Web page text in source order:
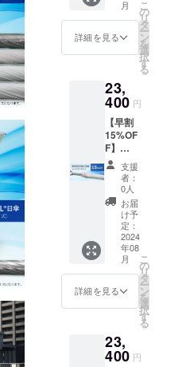
した時
でも全
に対応
してお
す。 修
理の際
の商品
の発送
費用は
ご負担
をお願
いいた
しま
す。 ※
ご注文
状況、
使用部
材の供
給状
況、製
造工程
上の都
合等に
荷時期
が遅れ
る場合
ホワイ
ズご愛
用者の
みの
「カ
テール
ピッコ
ロ」と
同じサ
イズと
なりま
す。 ※
こちら
の商品
は万が
一破損
した時
でも全
に対応
してお
す。 修
理の際
の商品
ｍ、
47cm(F
RP製)8
本／畳
ｃｍ ハ
ンドル
ABS樹
脂
バイヤ
ス部：
ポリエ
ステル
100％
カ
ラー：
白×ピン
ク ※ホ
ワイト
ローズ
者の方
にはお
テール
ピッコ
円の
22%OF
F］ 生
開き長
傘 重
さ：約
383ｇ
中棒：
φ10ｍ
ｍアル
ミパイ
プ製／
実行直
径：約
84ｃｍ
親受
骨：
φ3.5ｍ
47cm(F
RP製)8
さ 約62
ｃｍ ハ
［一般
販売予
定価格
F］ 生
産国：
日本 形
態：手
開き長
傘 重
さ：約
370ｇ
中棒：
φ10ｍ
ｍアル
ミパイ
プ製／
実行直
径：約
84ｃｍ
親受
47cm(F
RP製)8
パクト
タイ
プ）」
白×ブ
ルー 熱
に逃が
す日傘
「SPAC
ECOOL
日傘
（コン
パクト
タイ
プ）」
白×ブ
ルーを1
本お送
りしま
す。
［一般
販売予
定価格
F］ 生
産国：
月
詳細を見る
こ
の
リ
タ
ー
ン
を
選
択
す
る
23,
400 円
【早割
15%OF
F】
23,400
円（税
込、送
料込）
「SPAC
ECOOL
日傘
（コン
パクト
タイ
プ）」
白×ピン
ク 熱を
逃がす
日傘
支援
者：
0人
お届
け予
定：
2024
年08
月
詳細を見る
こ
の
リ
タ
ー
ン
を
選
択
す
る
23,
400 円